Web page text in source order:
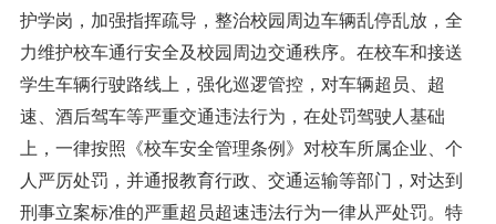
护学岗，加强指挥疏导，整治校园周边车辆乱停乱放，全
力维护校车通行安全及校园周边交通秩序。在校车和接送
学生车辆行驶路线上，强化巡逻管控，对车辆超员、超
速、酒后驾车等严重交通违法行为，在处罚驾驶人基础
上，一律按照《校车安全管理条例》对校车所属企业、个
人严厉处罚，并通报教育行政、交通运输等部门，对达到
刑事立案标准的严重超员超速违法行为一律从严处罚。特